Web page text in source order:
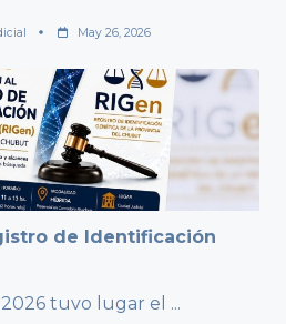
May 26, 2026
de Identificación
tuvo lugar el ...